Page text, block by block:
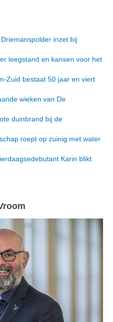
inzet bij
leegstand en kansen voor het
Zuid bestaat 50 jaar en viert
wieken van De
duinbrand bij de
roept op zuinig met water
Karin blikt